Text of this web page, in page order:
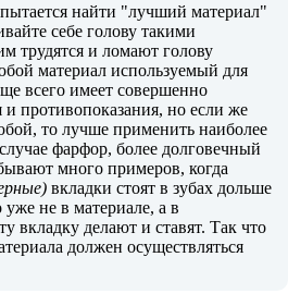
найти "лучший материал"
себе голову такими
трудятся и ломают голову
материал используемый для
всего имеет совершенно
и противопоказания, но если же
то лучше применить наиболее
фарфор, более долговечный
много примеров, когда
вкладки стоят в зубах дольше
не в материале, а в
вкладку делают и ставят. Так что
должен осуществляться